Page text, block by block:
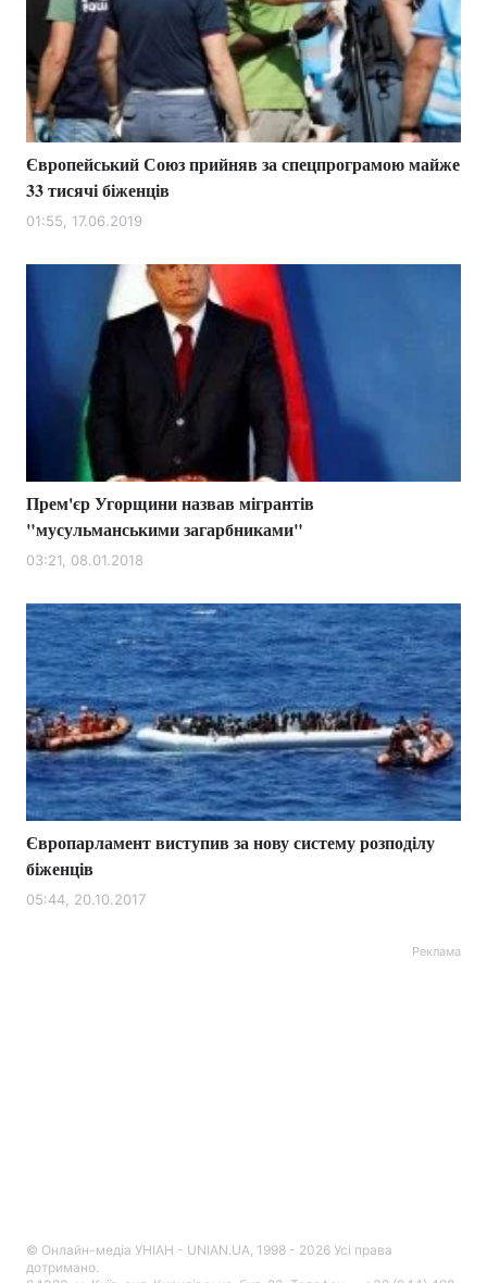
Європейський Союз прийняв за спецпрограмою майже
33 тисячі біженців
01:55, 17.06.2019
Прем'єр Угорщини назвав мігрантів
"мусульманськими загарбниками"
03:21, 08.01.2018
Європарламент виступив за нову систему розподілу
біженців
05:44, 20.10.2017
Реклама
© Онлайн-медіа УНІАН - UNIAN.UA, 1998 - 2026 Усі права
дотримано.